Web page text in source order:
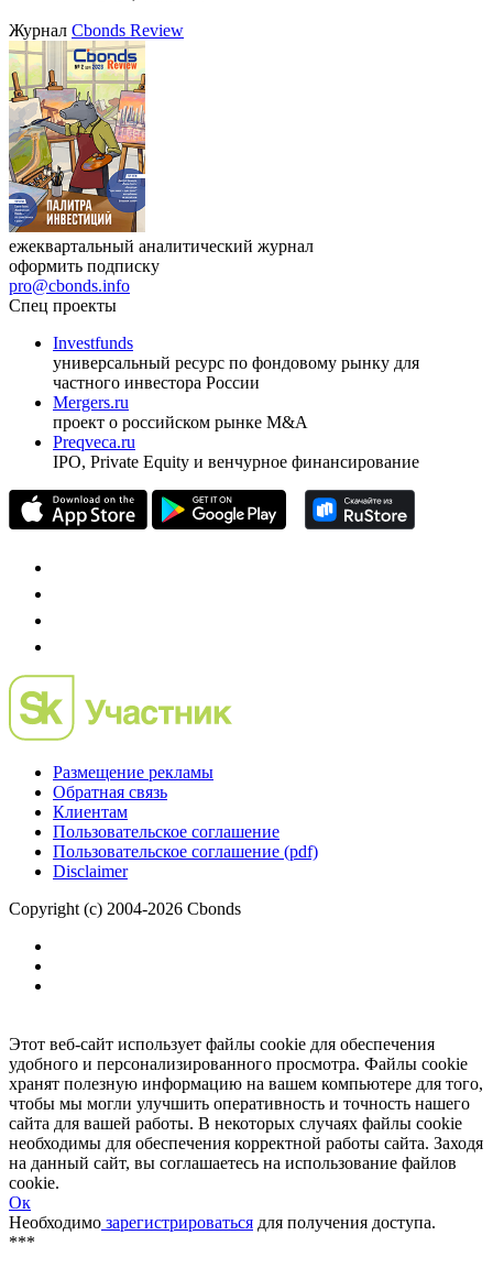
VIII международная конференция «Рынок капитала
Республики Узбекистан»
17.09.2026, Ташкент
ЖурналCbonds Review
оформить подписку
pro@cbonds.info
Спец проекты
Investfunds
универсальный ресурс по фондовому рынку для
частного инвестора России
проект о российском рынке M&A
Preqveca.ru
Размещение рекламы
Обратная связь
Пользовательское соглашение
Copyright (c) 2004-2026 Cbonds
Этот веб-сайт использует файлы cookie для обеспечения
удобного и персонализированного просмотра. Файлы cookie
хранят полезную информацию на вашем компьютере для того,
чтобы мы могли улучшить оперативность и точность нашего
сайта для вашей работы. В некоторых случаях файлы cookie
необходимы для обеспечения корректной работы сайта. Заходя
на данный сайт, вы соглашаетесь на использование файлов